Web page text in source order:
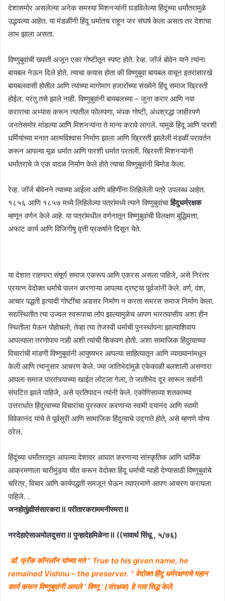
देशासमोर असलेल्या अनेक समस्या मिशनऱ्यांनी घडविलेल्या हिंदूंच्या धर्मांतरामुळे
उद्भवल्या आहेत. या मंडळींनी हिंदू धर्मातच राहून जर संघर्ष केला असता तर देशाचा
लाभ झाला असता.
विष्णुबुवांची ख्याती अजून एका गोष्टीतून स्पष्ट होते. रेव्ह. जॉर्ज बोवेन याने त्यांना
बायबल नेऊन दिले होते. त्याचा कयास होता की विष्णुबुवा बायबल वाचून इतरांसारखे
बायबलवासी होतील आणि त्यांच्या मागोमाग हजारोंच्या संख्येने हिंदू समाज ख्रिस्ती
होईल. परंतु तसे झाले नाही. विष्णुबुवांनी बायबलच्या – जुना करार आणि नवा
कराराचा अभ्यास करून त्यातील फोलपणा, भंपक गोष्टी, अंधश्रद्धा जाहीरपणे
जनतेसमोर मांडल्या आणि मिशनऱ्यांना ते मान्य करावे लागले. यामुळे हिंदू आणि पारशी
धर्मियांच्या मनात आत्मविश्वास निर्माण झाला आणि ख्रिस्ती झालेली मंडळीं परावर्तन
करून आपल्या मूळ धर्मात आणि पारशी धर्मात परतली. ख्रिस्ती मिशनऱ्यांनी
धर्मांतराचे जे एक वादळ निर्माण केले होते त्याचा विष्णुबुवांनी बिमोड केला.
रेव्ह. जॉर्ज बोवेनने त्याच्या आईला आणि बहिणींना लिहिलेली पत्रे उपलब्ध आहेत.
१८५६ आणि १८५७ मध्ये लिहिलेल्या पत्रांमध्ये त्याने विष्णुबुवांचाहिंदुधर्मरक्षक
म्हणून वर्णन केले आहे. या पत्रांमधील वर्णनातून विष्णुबुवांची विलक्षण बुद्धिमत्ता,
अफाट कार्य आणि विजिगीषु वृत्ती प्रकर्षाने दिसून येते.
या देशात राहणारा संपूर्ण समाज एकरूप आणि एकरस असला पाहिजे, असे निरंतर
प्रयत्न वेदोक्त धर्माचे पालन करणाऱ्या आपल्या द्रष्ट्या पूर्वजांनी केले. वर्ण, वंश,
आचार पद्धती इत्यादी गोष्टींचा अडसर निर्माण न करता समरस समाज निर्माण केला.
सद्यस्थितीत त्या उज्वल स्वरूपाचा लोप झाल्यामुळेच आपण भारतवासीय अशा हीन
स्थितीला येऊन पोहोचलो, तेव्हा त्या तेजस्वी धर्माची पुनर्स्थापना झाल्याशिवाय
आपल्याला तरणोपाय नाही अशी त्यांची शिकवण होती. अशा सामाजिक हिंदुत्वाच्या
विचारांची मांडणी विष्णुबुवांनी आयुष्यभर आपल्या साहित्यातून आणि व्याख्यानांमधून
केली आणि त्यानुसार आचरण केले. ज्या जातिभेदांमुळे एकेकाळी बलशाली असणारा
आपला समाज पारतंत्र्याच्या खाईत लोटला गेला, ते जातीभेद दूर सारून सर्वानी
संघटित झाले पाहिजे, असे प्रतिपादन त्यांनी केले. एकोणिसाव्या शतकाच्या
उत्तरार्धात हिंदुत्वाच्या विचारांचा पुरस्कार करणाऱ्या स्वामी दयानंद आणि स्वामी
विवेकानंद यांचे ते पूर्वसुरी आणि सामाजिक हिंदुत्वाचे उद्गाते होते, असे म्हणणे योग्य
ठरेल.
हिंदूंच्या धर्मांतरातून आपल्या देशावर आघात करणाऱ्या सांस्कृतिक आणि धार्मिक
आक्रमणाला चारीमुंड्या चीत करून वेदोक्त हिंदू धर्माची ग्वाही देण्यासाठी विष्णुबुवांचे
चरित्र, विचार आणि कार्यपद्धती समजून घेऊन त्याप्रमाणे आपण आचरण करायला
पाहिजे. .
जनहोतुंह्मीसंसारकरा II परीतारकराममनीस्मरा II
नरदेहाऐसाअमोलदुसरा II पुन्हादेहमिळेना II ((भावार्थ सिंधू , ५/७६)
डॉ. फ्रॅंक कॉनलॉन यांच्या मते “ True to his given name, he
remained Vishnu – the preserver. “ वेदोक्त हिंदू धर्मरक्षणाचे महान
कार्य करून विष्णुबुवांनी आपले ‘ विष्णू ‘ (संरक्षक) हे नाव सिद्ध केले.